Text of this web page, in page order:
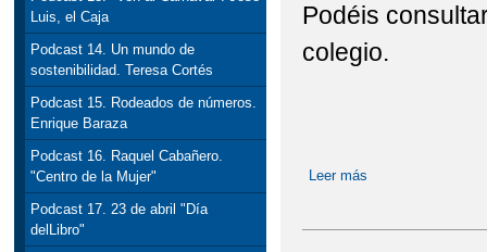
Luis, el Caja
Podcast 14. Un mundo de
sostenibilidad. Teresa Cortés
Podcast 15. Rodeados de números.
Enrique Baraza
Podcast 16. Raquel Cabañero.
"Centro de la Mujer"
Podcast 17. 23 de abril "Día
delLibro"
Podéis
colegio.
Leer más